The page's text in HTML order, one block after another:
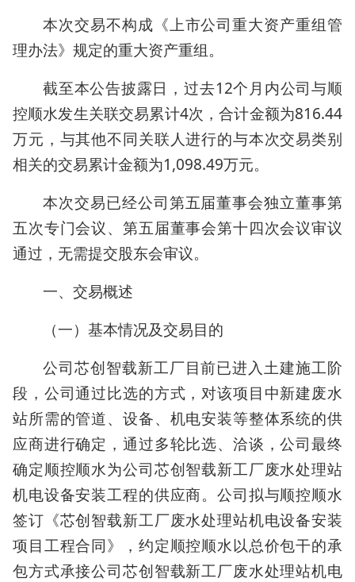
本次交易不构成《上市公司重大资产重组管
理办法》规定的重大资产重组。
截至本公告披露日，过去12个月内公司与顺
控顺水发生关联交易累计4次，合计金额为816.44
万元，与其他不同关联人进行的与本次交易类别
相关的交易累计金额为1,098.49万元。
本次交易已经公司第五届董事会独立董事第
五次专门会议、第五届董事会第十四次会议审议
通过，无需提交股东会审议。
一、交易概述
（一）基本情况及交易目的
公司芯创智载新工厂目前已进入土建施工阶
段，公司通过比选的方式，对该项目中新建废水
站所需的管道、设备、机电安装等整体系统的供
应商进行确定，通过多轮比选、洽谈，公司最终
确定顺控顺水为公司芯创智载新工厂废水处理站
机电设备安装工程的供应商。公司拟与顺控顺水
签订《芯创智载新工厂废水处理站机电设备安装
项目工程合同》，约定顺控顺水以总价包干的承
包方式承接公司芯创智载新工厂废水处理站机电